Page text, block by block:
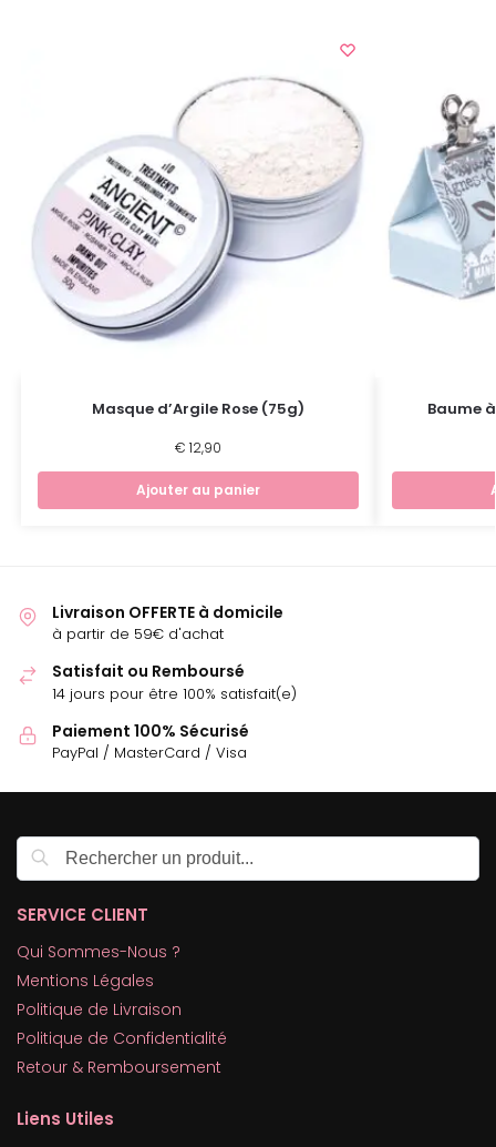
Masque d’Argile Rose (75g)
€ 12,90
Ajouter au panier
Baume
Livraison OFFERTE à domicile
à partir de 59€ d'achat
Satisfait ou Remboursé
14 jours pour être 100% satisfait(e)
Paiement 100% Sécurisé
PayPal / MasterCard / Visa
SERVICE CLIENT
Qui Sommes-Nous ?
Mentions Légales
Politique de Livraison
Politique de Confidentialité
Retour & Remboursement
Liens Utiles